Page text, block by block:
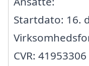
Startdato: 16.
CVR: 41953306